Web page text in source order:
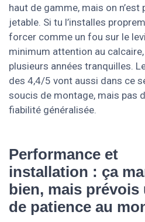
haut de gamme, mais on n’est
jetable. Si tu l’installes
forcer comme un fou sur le
minimum attention au
plusieurs années tranquilles.
des 4,4/5 vont aussi dans ce
soucis de montage, mais pas
fiabilité généralisée.
Performance et
installation : ça
bien, mais prévois
de patience au